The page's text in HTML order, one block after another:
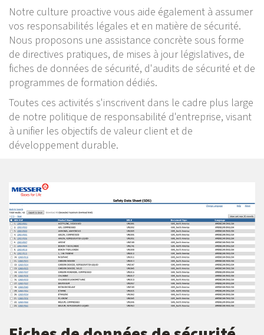
Notre culture proactive vous aide également à assumer
vos responsabilités légales et en matière de sécurité.
Nous proposons une assistance concrète sous forme
de directives pratiques, de mises à jour législatives, de
fiches de données de sécurité, d'audits de sécurité et de
programmes de formation dédiés.
Toutes ces activités s'inscrivent dans le cadre plus large
de notre politique de responsabilité d'entreprise, visant
à unifier les objectifs de valeur client et de
développement durable.